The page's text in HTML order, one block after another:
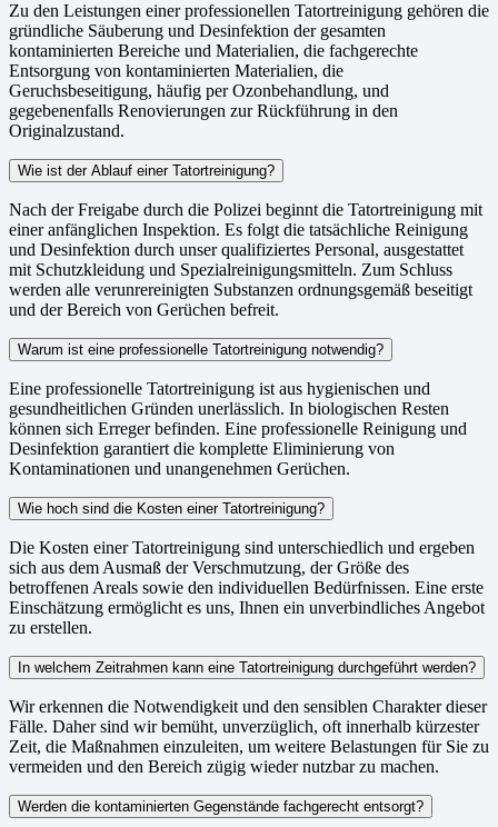
Zu den Leistungen einer professionellen Tatortreinigung gehören die
gründliche Säuberung und Desinfektion der gesamten
kontaminierten Bereiche und Materialien, die fachgerechte
Entsorgung von kontaminierten Materialien, die
Geruchsbeseitigung, häufig per Ozonbehandlung, und
gegebenenfalls Renovierungen zur Rückführung in den
Originalzustand.
Wie ist der Ablauf einer Tatortreinigung?
Nach der Freigabe durch die Polizei beginnt die Tatortreinigung mit
einer anfänglichen Inspektion. Es folgt die tatsächliche Reinigung
und Desinfektion durch unser qualifiziertes Personal, ausgestattet
mit Schutzkleidung und Spezialreinigungsmitteln. Zum Schluss
werden alle verunrereinigten Substanzen ordnungsgemäß beseitigt
und der Bereich von Gerüchen befreit.
Warum ist eine professionelle Tatortreinigung notwendig?
Eine professionelle Tatortreinigung ist aus hygienischen und
gesundheitlichen Gründen unerlässlich. In biologischen Resten
können sich Erreger befinden. Eine professionelle Reinigung und
Desinfektion garantiert die komplette Eliminierung von
Kontaminationen und unangenehmen Gerüchen.
Wie hoch sind die Kosten einer Tatortreinigung?
Die Kosten einer Tatortreinigung sind unterschiedlich und ergeben
sich aus dem Ausmaß der Verschmutzung, der Größe des
betroffenen Areals sowie den individuellen Bedürfnissen. Eine erste
Einschätzung ermöglicht es uns, Ihnen ein unverbindliches Angebot
zu erstellen.
In welchem Zeitrahmen kann eine Tatortreinigung durchgeführt werden?
Wir erkennen die Notwendigkeit und den sensiblen Charakter dieser
Fälle. Daher sind wir bemüht, unverzüglich, oft innerhalb kürzester
Zeit, die Maßnahmen einzuleiten, um weitere Belastungen für Sie zu
vermeiden und den Bereich zügig wieder nutzbar zu machen.
Werden die kontaminierten Gegenstände fachgerecht entsorgt?